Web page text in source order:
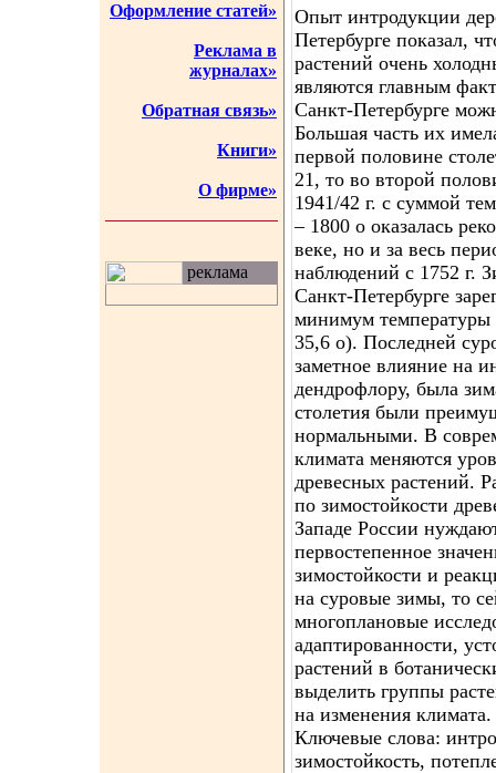
Оформление статей»
Реклама в
журналах»
Обратная связь»
Книги»
О фирме»
реклама
Опыт интродукции
Петербурге показал,
растений очень
являются главным
Санкт-Петербурге
Большая часть их
первой половине
21, то во второй
1941/42 г. с суммой
– 1800 о оказалась
веке, но и за весь
наблюдений с 1752 г.
Санкт-Петербурге
минимум температуры
35,6 о). Последней
заметное влияние на
дендрофлору, была
столетия были
нормальными. В
климата меняются
древесных растений.
по зимостойкости
Западе России
первостепенное
зимостойкости и
на суровые зимы, то
многоплановые
адаптированности,
растений в
выделить группы
на изменения климата.
Ключевые слова:
зимостойкость,